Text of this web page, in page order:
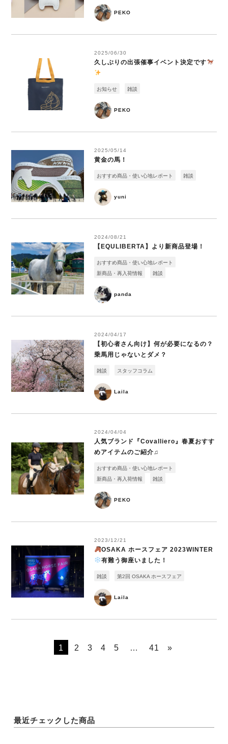
PEKO
2025/06/30
久しぶりの出張催事イベント決定です
PEKO
お知らせ 雑談
2025/05/14
黄金の馬！
yuni
おすすめ商品・使い心地レポート 雑談
2024/08/21
【EQULIBERTA】より新商品登場！
panda
おすすめ商品・使い心地レポート
新商品・再入荷情報
雑談
2024/04/17
【初心者さん向け】何が必要になるの？
乗馬用じゃないとダメ？
Laila
雑談 スタッフコラム
2024/04/04
人気ブランド『Covalliero』春夏おすす
めアイテムのご紹介♫
PEKO
おすすめ商品・使い心地レポート
新商品・再入荷情報
雑談
2023/12/21
OSAKA ホースフェア 2023WINTER
有難う御座いました！
Laila
雑談 第2回 OSAKA ホースフェア
1 2 3 4 5 … 41 »
最近チェックした商品